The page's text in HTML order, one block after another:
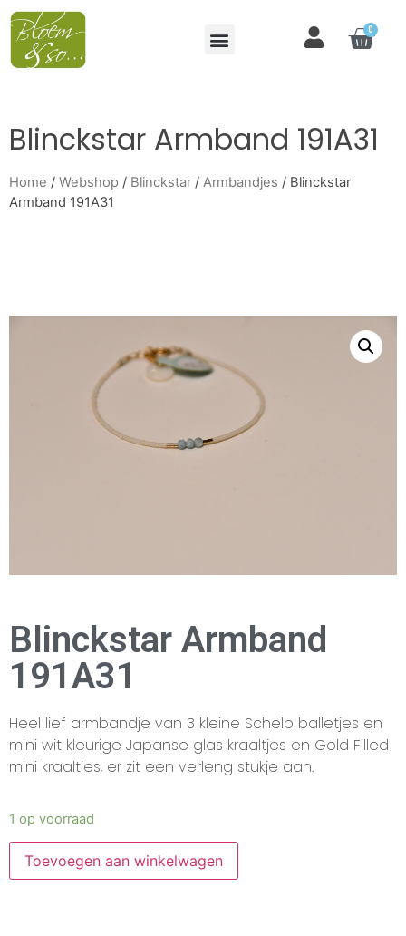
0
Blinckstar Armband 191A31
Home / Webshop / Blinckstar / Armbandjes / Blinckstar
Armband 191A31
Blinckstar Armband
191A31
Heel lief armbandje van 3 kleine Schelp balletjes en
mini wit kleurige Japanse glas kraaltjes en Gold Filled
mini kraaltjes, er zit een verleng stukje aan.
1 op voorraad
Toevoegen aan winkelwagen